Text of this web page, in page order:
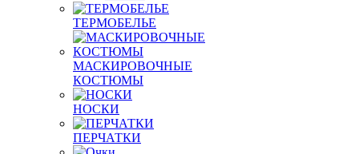
ТЕРМОБЕЛЬЕ
МАСКИРОВОЧНЫЕ
КОСТЮМЫ
НОСКИ
ПЕРЧАТКИ